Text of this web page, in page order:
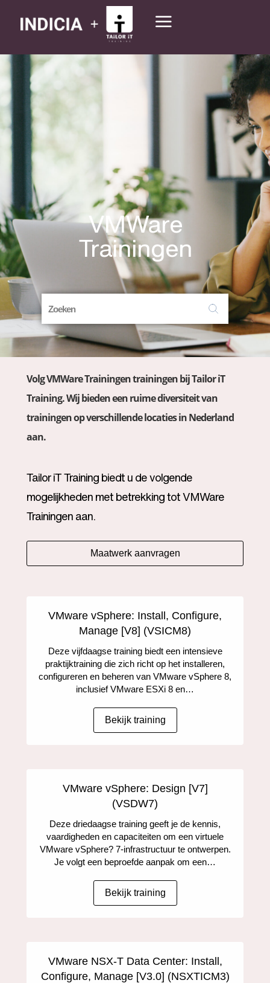
VMWare
Trainingen
Volg VMWare Trainingen trainingen bij Tailor iT
Training. Wij bieden een ruime diversiteit van
trainingen op verschillende locaties in Nederland
aan.
Tailor iT Training biedt u de volgende
mogelijkheden met betrekking tot VMWare
Trainingen aan.
Maatwerk aanvragen
VMware vSphere: Install, Configure,
Manage [V8] (VSICM8)
Deze vijfdaagse training biedt een intensieve
praktijktraining die zich richt op het installeren,
configureren en beheren van VMware vSphere 8,
inclusief VMware ESXi 8 en…
Bekijk training
VMware vSphere: Design [V7]
(VSDW7)
Deze driedaagse training geeft je de kennis,
vaardigheden en capaciteiten om een virtuele
VMware vSphere? 7-infrastructuur te ontwerpen.
Je volgt een beproefde aanpak om een…
Bekijk training
VMware NSX-T Data Center: Install,
Configure, Manage [V3.0] (NSXTICM3)